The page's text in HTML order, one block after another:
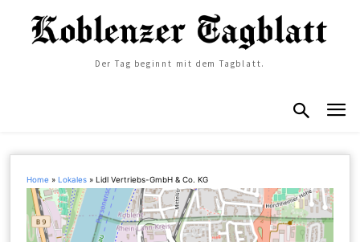
Der Tag beginnt mit dem Tagblatt.
Home »Lokales »Lidl Vertriebs-GmbH & Co. KG